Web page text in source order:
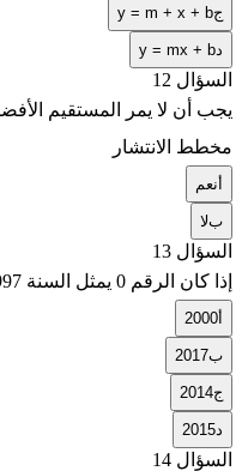
جy = m + x + b
y = mx + b
السؤال 12
يجب أن لا يمر المستقيم
مخطط الانتشار
نعم
بلا
السؤال 13
إذا كان الرقم 0 يمثل السنة 1997، فماذا يمثل الرقم 17؟
2000
ب2017
ج2014
2015
السؤال 14